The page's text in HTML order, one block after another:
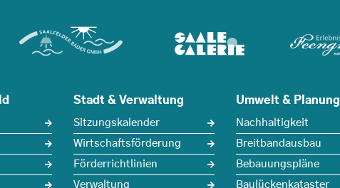
Stadt & Verwaltung
Sitzungskalender
Wirtschaftsförderung
Förderrichtlinien
Verwaltung
Umwelt & Planung
Nachhaltigkeit
Breitbandausbau
Bebauungspläne
Baulückenkataster